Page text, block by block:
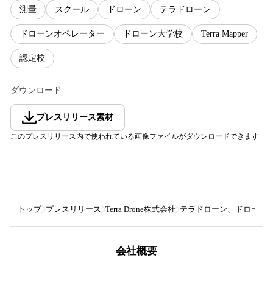
測量 スクール ドローン テラドローン
ドローンオペレーター ドローン大学校 Terra Mapper
認定校
ダウンロード
プレスリリース素材
このプレスリリース内で使われている画像ファイルがダウンロードできます
トップ プレスリリース Terra Drone株式会社 テラドローン、ドローン
会社概要